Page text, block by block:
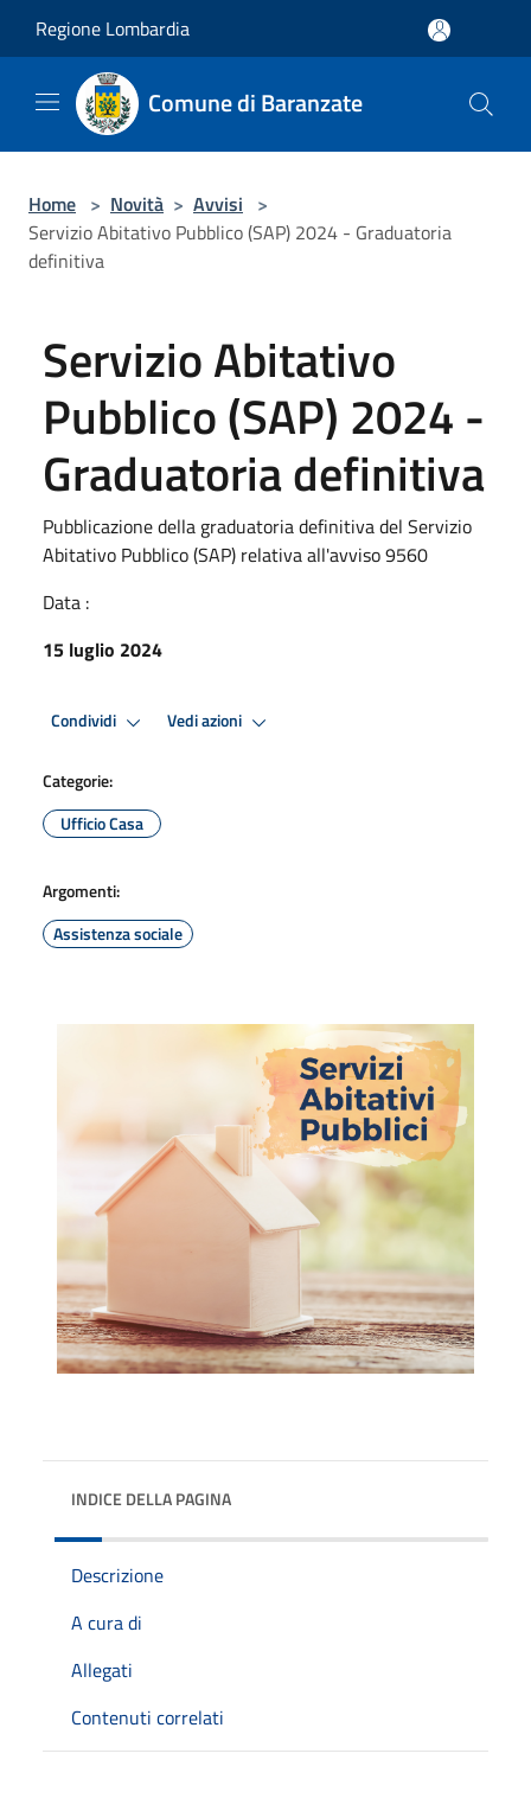
Regione Lombardia
Comune di Baranzate
Home > Novità > Avvisi >
Servizio Abitativo Pubblico (SAP) 2024 - Graduatoria
definitiva
Servizio Abitativo
Pubblico (SAP) 2024 -
Graduatoria definitiva
Pubblicazione della graduatoria definitiva del Servizio
Abitativo Pubblico (SAP) relativa all'avviso 9560
Data :
15 luglio 2024
Condividi Vedi azioni
Categorie:
Ufficio Casa
Argomenti:
Assistenza sociale
INDICE DELLA PAGINA
Descrizione
A cura di
Allegati
Contenuti correlati